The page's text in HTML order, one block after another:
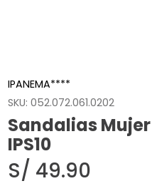
IPANEMA****
SKU:052.072.061.0202
Sandalias
IPS10
S/ 49.90